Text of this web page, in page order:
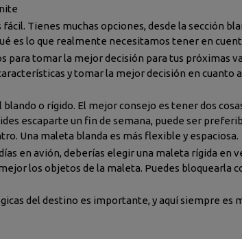
Tienes muchas opciones, desde la sección
es lo que realmente necesitamos tener en
para tomar la mejor decisión para tus próximas
y tomar la mejor decisión en cuanto
o rígido. El mejor consejo es tener dos
escaparte un fin de semana, puede ser
Una maleta blanda es más flexible y espaciosa.
en avión, deberías elegir una maleta rígida en
los objetos de la maleta. Puedes bloquearla
del destino es importante, y aquí siempre es